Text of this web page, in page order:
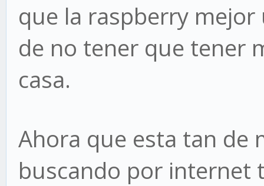
que la raspberry
de no tener que tener
casa.
Ahora que esta tan de
buscando por internet